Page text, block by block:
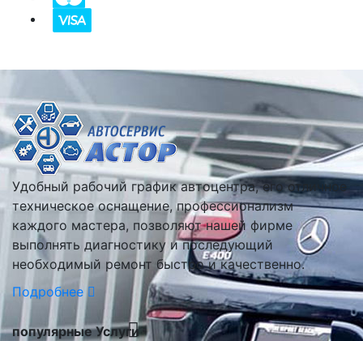
Удобный рабочий график автоцентра, его отличное
техническое оснащение, профессионализм
каждого мастера, позволяют нашей фирме
выполнять диагностику и последующий
необходимый ремонт быстро и качественно.
Подробнее
популярные Услуги